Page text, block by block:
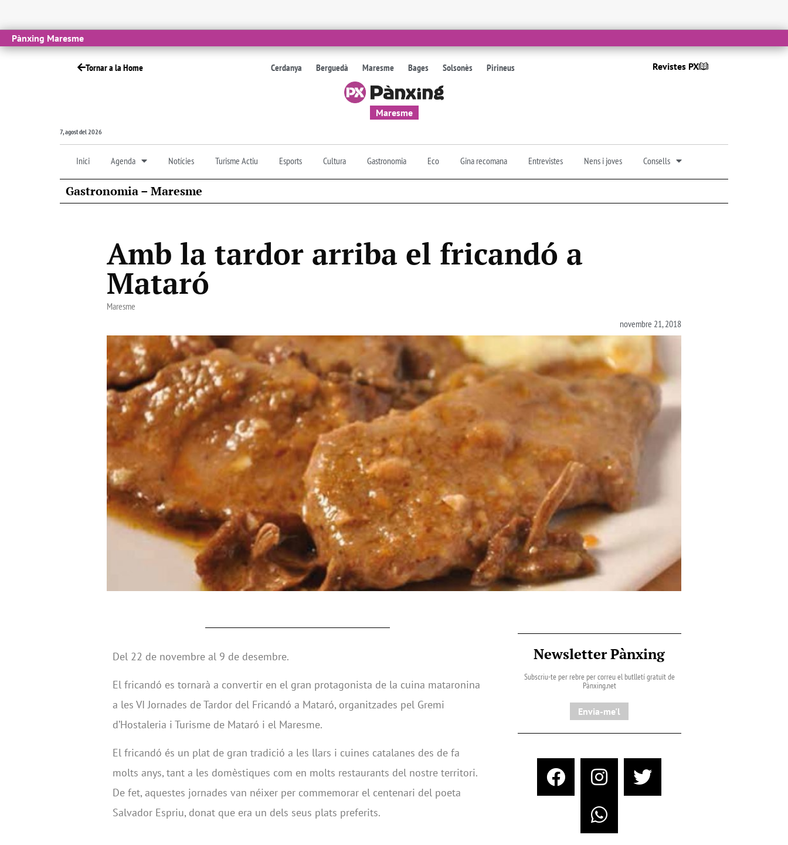
Pànxing Maresme
Tornar a la Home Cerdanya Berguedà Maresme Bages Solsonès Pirineus Revistes PX
Maresme
7, agost del 2026
Inici Agenda Notícies Turisme Actiu Esports Cultura Gastronomia Eco Gina recomana Entrevistes Nens i joves Consells
Gastronomia – Maresme
Amb la tardor arriba el fricandó a
Mataró
Maresme
novembre 21, 2018
Del 22 de novembre al 9 de desembre.
El fricandó es tornarà a convertir en el gran protagonista de la cuina mataronina
a les VI Jornades de Tardor del Fricandó a Mataró, organitzades pel Gremi
d’Hostaleria i Turisme de Mataró i el Maresme.
El fricandó és un plat de gran tradició a les llars i cuines catalanes des de fa
molts anys, tant a les domèstiques com en molts restaurants del nostre territori.
De fet, aquestes jornades van néixer per commemorar el centenari del poeta
Salvador Espriu, donat que era un dels seus plats preferits.
Newsletter Pànxing
Subscriu-te per rebre per correu el butlletí gratuït de
Pànxing.net​
Envia-me'l